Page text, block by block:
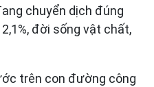
chuyển dịch đúng
đời sống vật chất,
trên con đường công